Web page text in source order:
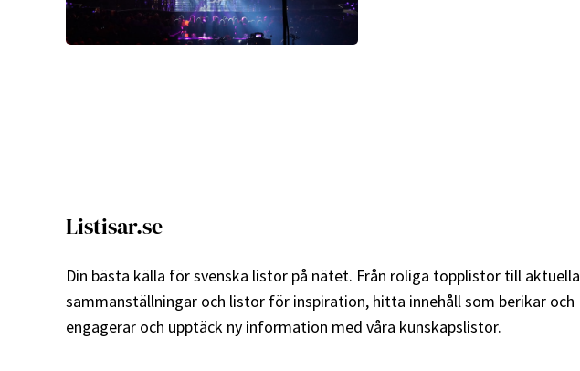
Listisar.se
Din bästa källa för svenska listor på nätet. Från roliga topplistor till aktuella
sammanställningar och listor för inspiration, hitta innehåll som berikar och
engagerar och upptäck ny information med våra kunskapslistor.